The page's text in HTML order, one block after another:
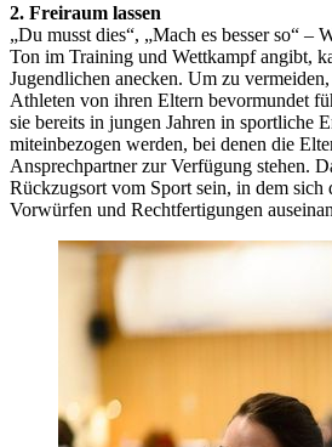
2. Freiraum lassen
„Du musst dies“, „Mach es besser so“ –
Ton im Training und Wettkampf angibt,
Jugendlichen anecken. Um zu
Athleten von ihren Eltern bevormundet
sie bereits in jungen Jahren in sportliche
miteinbezogen werden, bei denen die
Ansprechpartner zur Verfügung stehen.
Rückzugsort vom Sport sein, in dem
Vorwürfen und Rechtfertigungen